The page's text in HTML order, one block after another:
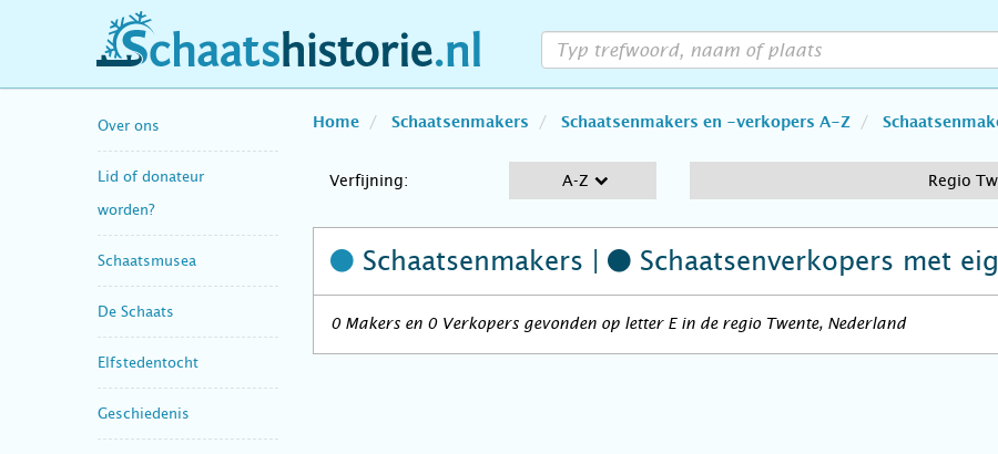
schaatshistorie.nl
Over ons
Lid of donateur
worden?
Schaatsmusea
De Schaats
Elfstedentocht
Geschiedenis
Home Schaatsenmakers Schaatsenmakers en -verkopers A-Z
Verfijning: A-Z Regio
Schaatsenmakers | Schaatsenverkopers met
0 Makers en 0 Verkopers gevonden op letter E in de regio Twente, Nederland